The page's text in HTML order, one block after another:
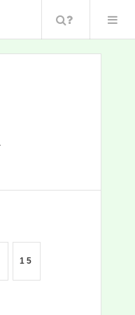
Поиск
15